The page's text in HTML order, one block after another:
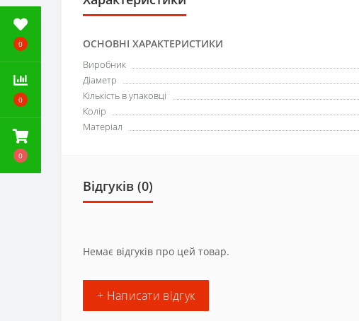
0
0
0
ОСНОВНІ ХАРАКТЕРИСТИКИ
Виробник
Діаметр
Кількість в упаковці
Колір
Матеріал
Відгуків (0)
Немає відгуків про цей товар.
+ Написати відгук